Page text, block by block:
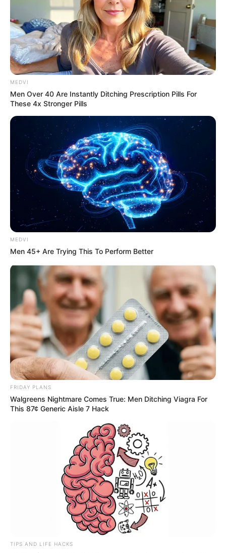
MEDVI
Men Over 40 Are Instantly Ditching Prescription Pills For
These 4x Stronger Pills
MEDVI
Men 45+ Are Trying This To Perform Better
FRIDAY PLANS
Walgreens Nightmare Comes True: Men Ditching Viagra For
This 87¢ Generic Aisle 7 Hack
TIPS AND LIFE HACKS